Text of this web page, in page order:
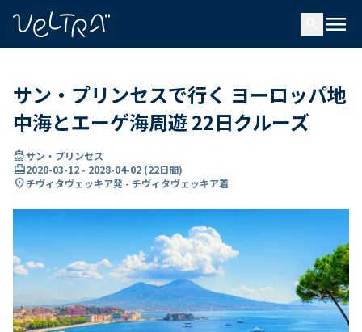
menu
サン・プリンセスで行く ヨーロッパ地
中海とエーゲ海周遊 22日クルーズ
directions_boatサン・プリンセス
card_travel2028-03-12 - 2028-04-02 (22日間)
location_onチヴィタヴェッキア発 - チヴィタヴェッキア着